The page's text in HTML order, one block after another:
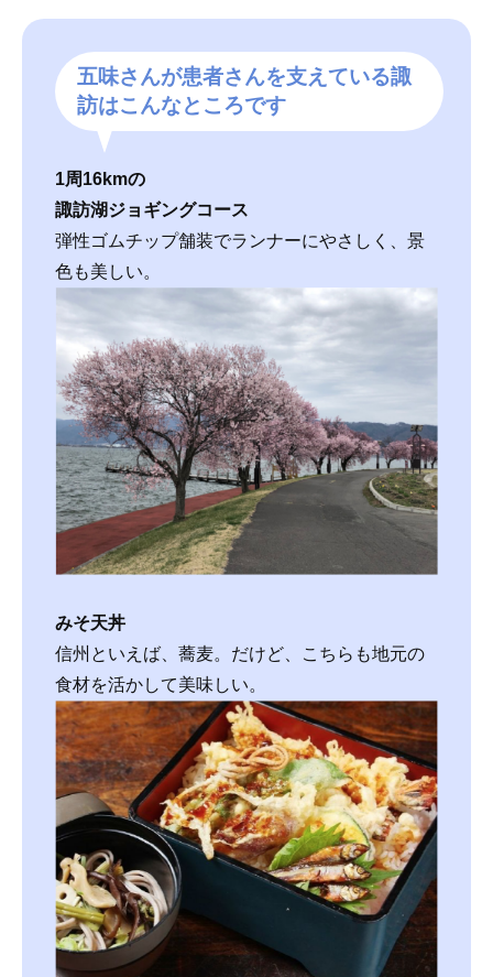
五味さんが患者さんを支えている諏
訪はこんなところです
1周16kmの
諏訪湖ジョギングコース
弾性ゴムチップ舗装でランナーにやさしく、景
色も美しい。
みそ天丼
信州といえば、蕎麦。だけど、こちらも地元の
食材を活かして美味しい。